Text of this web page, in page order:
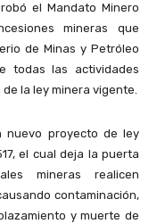
el Mandato Minero
mineras que
de Minas y Petróleo
todas las actividades
la ley minera vigente.
nuevo proyecto de ley
el cual deja la puerta
mineras realicen
contaminación,
y muerte de